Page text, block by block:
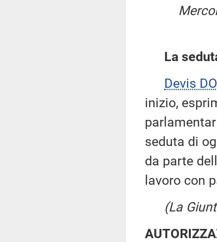
La
Devis
inizio,
seduta di
da parte
lavoro con
(La